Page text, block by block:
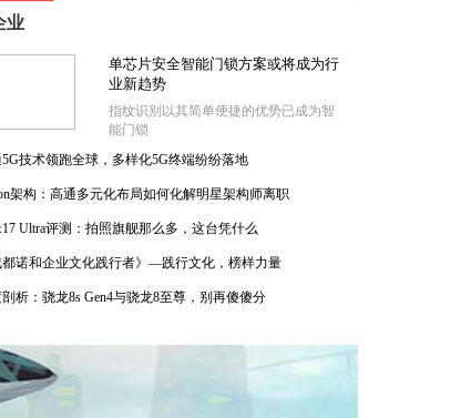
业
单芯片安全智能门锁方案或将成为行
业新趋势
指纹识别以其简单便捷的优势已成为智
能门锁
技术领跑全球，多样化5G终端纷纷落地
架构：高通多元化布局如何化解明星架构师离职
Ultra评测：拍照旗舰那么多，这台凭什么
都诺和企业文化践行者》—践行文化，榜样力量
析：骁龙8s Gen4与骁龙8至尊，别再傻傻分